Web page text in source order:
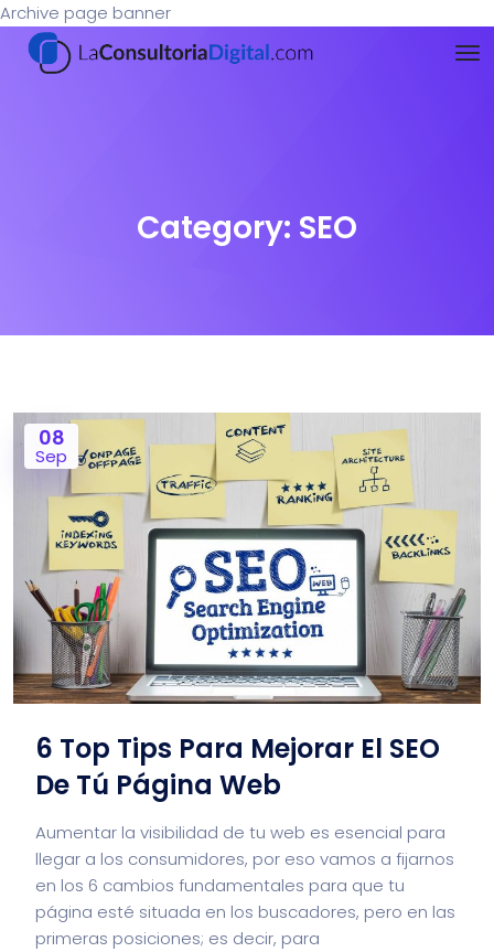
Archive page banner
Category: SEO
08
Sep
6 Top Tips Para Mejorar El SEO
De Tú Página Web
Aumentar la visibilidad de tu web es esencial para
llegar a los consumidores, por eso vamos a fijarnos
en los 6 cambios fundamentales para que tu
página esté situada en los buscadores, pero en las
primeras posiciones; es decir, para